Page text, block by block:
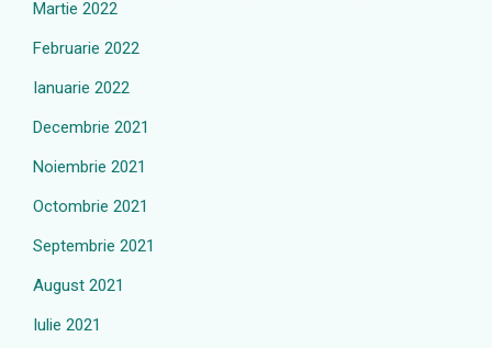
Martie 2022
Februarie 2022
Ianuarie 2022
Decembrie 2021
Noiembrie 2021
Octombrie 2021
Septembrie 2021
August 2021
Iulie 2021